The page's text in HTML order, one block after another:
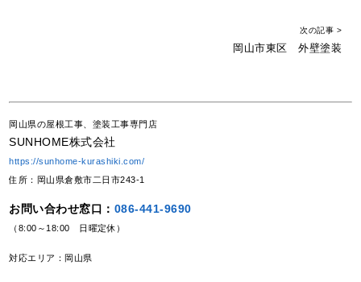
次の記事 >
岡山市東区 外壁塗装
岡山県の屋根工事、塗装工事専門店
SUNHOME株式会社
https://sunhome-kurashiki.com/
住所：岡山県倉敷市二日市243-1
お問い合わせ窓口： 086-441-9690
（8:00～18:00 日曜定休）
対応エリア：岡山県